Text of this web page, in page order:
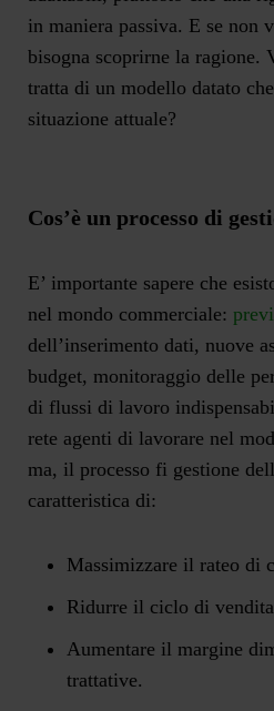
in maniera passiva. E se non
bisogna scoprirne la ragione.
tratta di un modello datato
situazione attuale?
Cos’è un processo di
E’ importante sapere che
nel mondo commerciale:
dell’inserimento dati, nuove
budget, monitoraggio delle
di flussi di lavoro
rete agenti di lavorare nel
ma, il processo fi gestione
caratteristica di:
Massimizzare il rateo di
Ridurre il ciclo di vendita
Aumentare il margine
trattative.